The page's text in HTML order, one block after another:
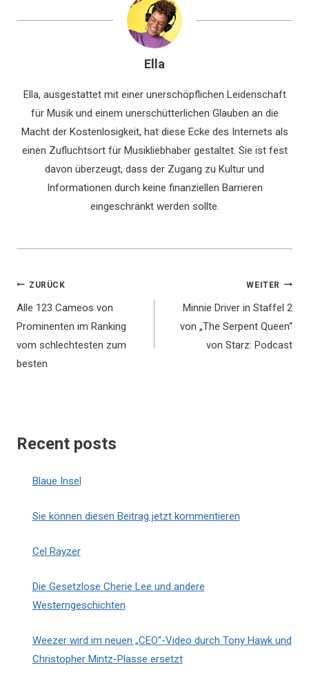
Ella
Ella, ausgestattet mit einer unerschöpflichen Leidenschaft
für Musik und einem unerschütterlichen Glauben an die
Macht der Kostenlosigkeit, hat diese Ecke des Internets als
einen Zufluchtsort für Musikliebhaber gestaltet. Sie ist fest
davon überzeugt, dass der Zugang zu Kultur und
Informationen durch keine finanziellen Barrieren
eingeschränkt werden sollte.
Beitragsnavigation
ZURÜCK
Alle 123 Cameos von
Prominenten im Ranking
vom schlechtesten zum
besten
WEITER
Minnie Driver in Staffel 2
von „The Serpent Queen“
von Starz: Podcast
Recent posts
Blaue Insel
Sie können diesen Beitrag jetzt kommentieren
Cel Rayzer
Die Gesetzlose Cherie Lee und andere
Westerngeschichten
Weezer wird im neuen „CEO“-Video durch Tony Hawk und
Christopher Mintz-Plasse ersetzt